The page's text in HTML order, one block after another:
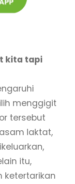
kita tapi
menggigit
tersebut
laktat,
itu,
ketertarikan